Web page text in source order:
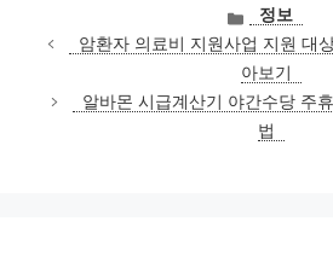
카
테
고
리
정보
암환자 의료비 지원사업 지원 대
아보기
알바몬 시급계산기 야간수당 주
법